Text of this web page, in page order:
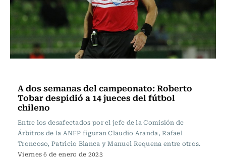
A dos semanas del campeonato: Roberto
Tobar despidió a 14 jueces del fútbol
chileno
Entre los desafectados por el jefe de la Comisión de
Árbitros de la ANFP figuran Claudio Aranda, Rafael
Troncoso, Patricio Blanca y Manuel Requena entre otros.
Viernes 6 de enero de 2023